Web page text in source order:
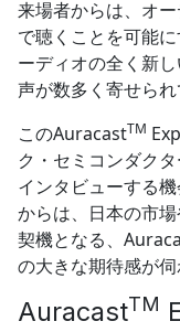
来場者からは、オ
で聴くことを可能
ーディオの全く新
声が数多く寄せられ
このAuracastTM
ク・セミコンダク
インタビューする
からは、日本の市
契機となる、
の大きな期待感が伺
AuracastTM